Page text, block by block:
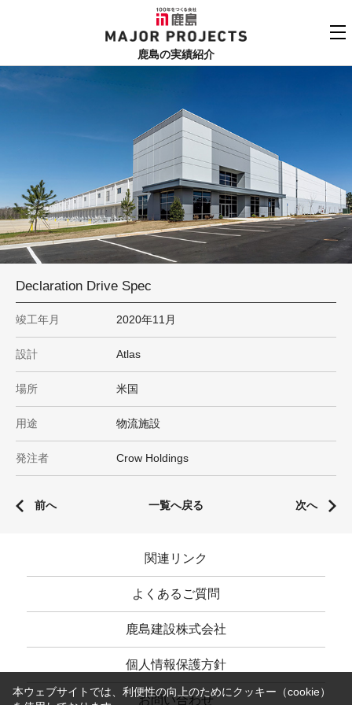
本ウェブサイトでは、利便性の向上のためにクッキー（cookie）
鹿島
MAJOR PROJECTS
鹿島の実績紹介
更新順でみる
用途でさがす
竣工年でさがす
地域でさがす
個人情報保護方針
お問い合わせ
Declaration Drive Spec
竣工年月 2020年11月
設計 Atlas
場所 米国
用途 物流施設
発注者 Crow Holdings
前へ 一覧へ戻る 次へ
関連リンク
よくあるご質問
鹿島建設株式会社
個人情報保護方針
お問い合わせ